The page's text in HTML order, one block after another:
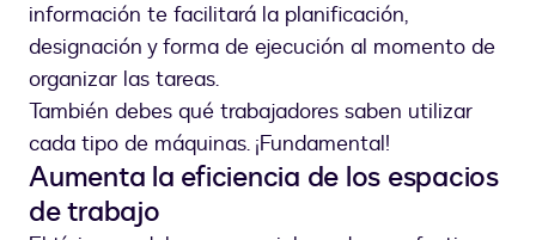
información te facilitará la planificación,
designación y forma de ejecución al momento de
organizar las tareas.
También debes qué trabajadores saben utilizar
cada tipo de máquinas. ¡Fundamental!
Aumenta la eficiencia de los espacios
de trabajo